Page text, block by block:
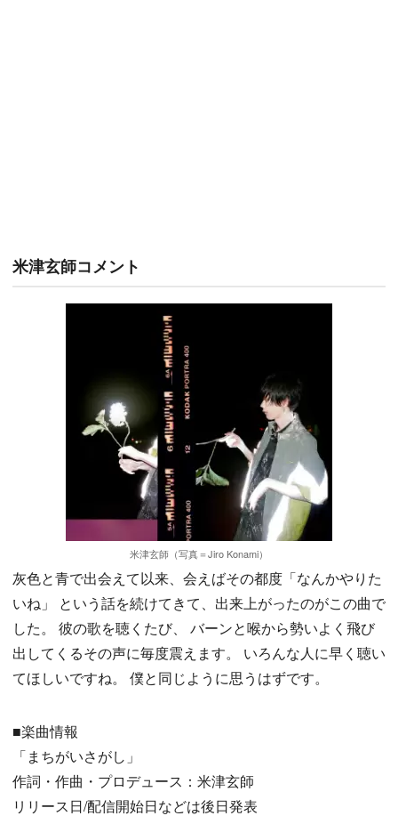
米津玄師コメント
米津玄師（写真＝Jiro Konami）
灰色と青で出会えて以来、会えばその都度「なんかやりた
いね」 という話を続けてきて、出来上がったのがこの曲で
した。 彼の歌を聴くたび、 バーンと喉から勢いよく飛び
出してくるその声に毎度震えます。 いろんな人に早く聴い
てほしいですね。 僕と同じように思うはずです。
■楽曲情報
「まちがいさがし」
作詞・作曲・プロデュース：米津玄師
リリース日/配信開始日などは後日発表